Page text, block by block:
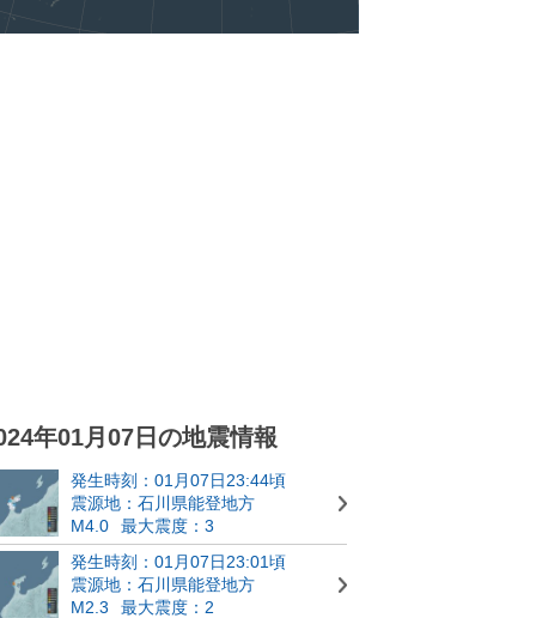
年01月07日の地震情報
発生時刻：01月07日23:44頃
震源地：石川県能登地方
M4.0
最大震度：3
発生時刻：01月07日23:01頃
震源地：石川県能登地方
M2.3
最大震度：2